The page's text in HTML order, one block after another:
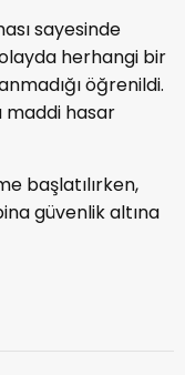
sayesinde
herhangi bir
öğrenildi.
maddi hasar
başlatılırken,
güvenlik altına